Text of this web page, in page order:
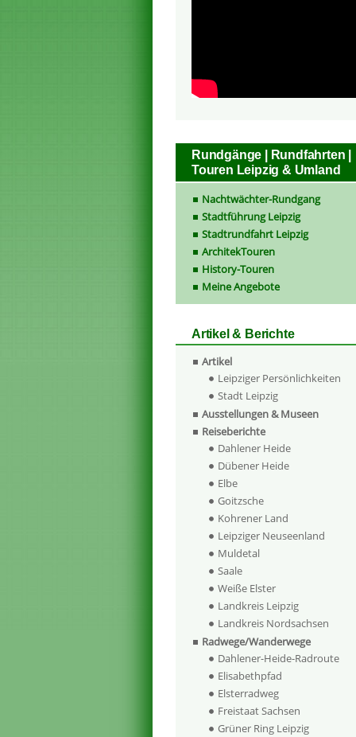
Rundgänge | Rundfahrten |
Touren Leipzig & Umland
Nachtwächter-Rundgang
Stadtführung Leipzig
Stadtrundfahrt Leipzig
ArchitekTouren
History-Touren
Meine Angebote
Artikel & Berichte
Artikel
Leipziger Persönlichkeiten
Stadt Leipzig
Ausstellungen & Museen
Reiseberichte
Dahlener Heide
Dübener Heide
Elbe
Goitzsche
Kohrener Land
Leipziger Neuseenland
Muldetal
Saale
Weiße Elster
Landkreis Leipzig
Landkreis Nordsachsen
Radwege/Wanderwege
Dahlener-Heide-Radroute
Elisabethpfad
Elsterradweg
Freistaat Sachsen
Grüner Ring Leipzig